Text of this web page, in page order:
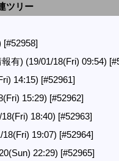
ツリー
[#52958]
有) (19/01/18(Fri) 09:54)
14:15) [#52961]
15:29) [#52962]
18:40) [#52963]
19:07) [#52964]
22:29) [#52965]